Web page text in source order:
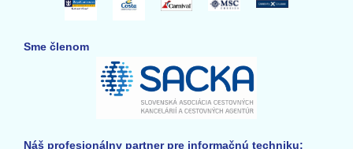
Sme členom
Náš profesionálny partner pre informačnú techniku: